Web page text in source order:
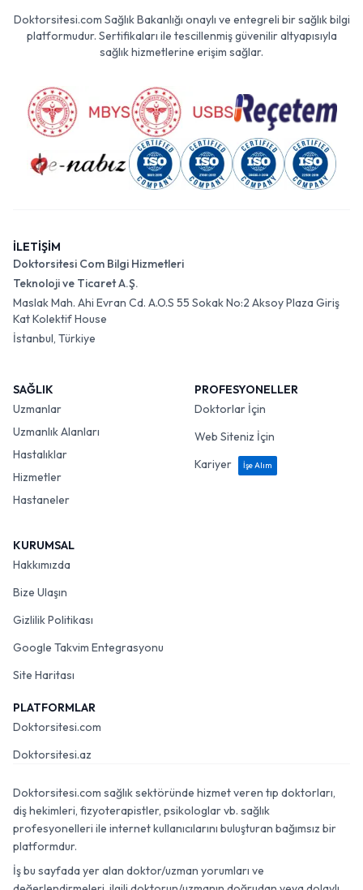
Doktorsitesi.com Sağlık Bakanlığı onaylı ve entegreli bir sağlık bilgi
platformudur. Sertifikaları ile tescillenmiş güvenilir altyapısıyla
sağlık hizmetlerine erişim sağlar.
İLETİŞİM
Doktorsitesi Com Bilgi Hizmetleri
Teknoloji ve Ticaret A.Ş.
Maslak Mah. Ahi Evran Cd. A.O.S 55 Sokak No:2 Aksoy Plaza Giriş
Kat Kolektif House
İstanbul, Türkiye
SAĞLIK
Uzmanlar
Uzmanlık Alanları
Hastalıklar
Hizmetler
Hastaneler
PROFESYONELLER
Doktorlar İçin
Web Siteniz İçin
Kariyer
İşe Alım
KURUMSAL
Hakkımızda
Bize Ulaşın
Gizlilik Politikası
Google Takvim Entegrasyonu
Site Haritası
PLATFORMLAR
Doktorsitesi.com
Doktorsitesi.az
Doktorsitesi.com sağlık sektöründe hizmet veren tıp doktorları,
diş hekimleri, fizyoterapistler, psikologlar vb. sağlık
profesyonelleri ile internet kullanıcılarını buluşturan bağımsız bir
platformdur.
İş bu sayfada yer alan doktor/uzman yorumları ve